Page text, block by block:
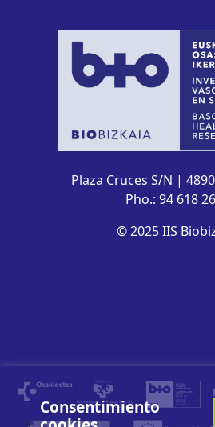
Plaza Cruces S/N |
Pho.: 94 618
© 2025 IIS
Consentimiento